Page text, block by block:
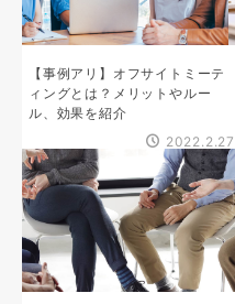
【事例アリ】オフサイトミーテ
ィングとは？メリットやルー
ル、効果を紹介
2022.2.27